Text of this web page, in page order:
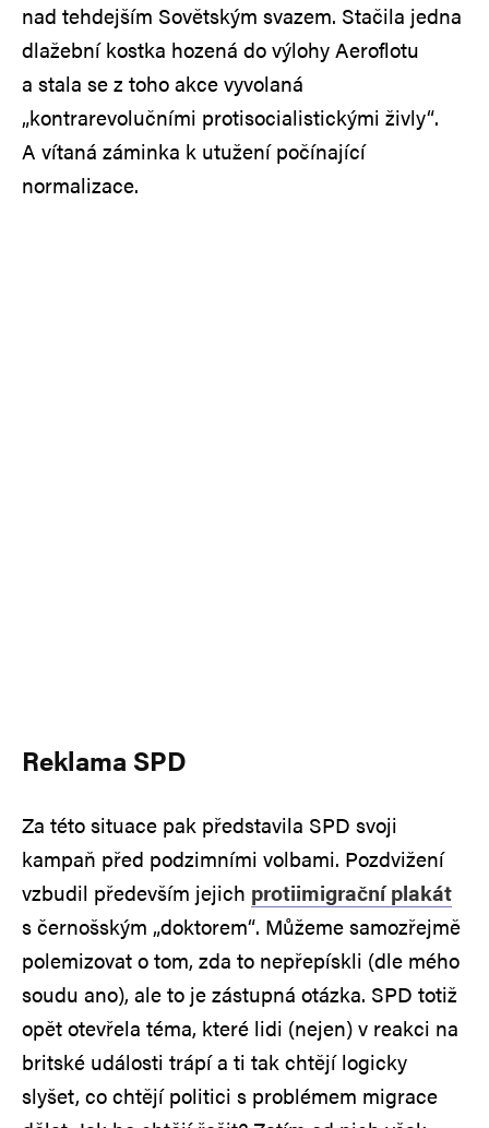
nad tehdejším Sovětským svazem. Stačila jedna
dlažební kostka hozená do výlohy Aeroflotu
a stala se z toho akce vyvolaná
„kontrarevolučními protisocialistickými živly“.
A vítaná záminka k utužení počínající
normalizace.
Reklama SPD
Za této situace pak představila SPD svoji
kampaň před podzimními volbami. Pozdvižení
vzbudil především jejich protiimigrační plakát
s černošským „doktorem“. Můžeme samozřejmě
polemizovat o tom, zda to nepřepískli (dle mého
soudu ano), ale to je zástupná otázka. SPD totiž
opět otevřela téma, které lidi (nejen) v reakci na
britské události trápí a ti tak chtějí logicky
slyšet, co chtějí politici s problémem migrace